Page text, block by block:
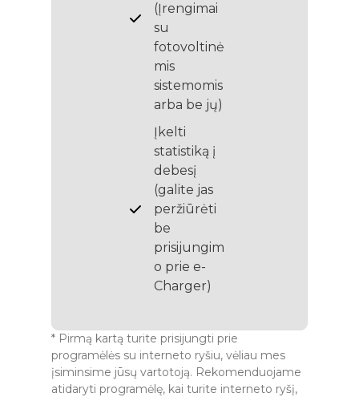
(Įrengimai
su
fotovoltinė
mis
sistemomis
arba be jų)
Įkelti
statistiką į
debesį
(galite jas
peržiūrėti
be
prisijungim
o prie e-
Charger)
* Pirmą kartą turite prisijungti prie
programėlės su interneto ryšiu, vėliau mes
įsiminsime jūsų vartotoją. Rekomenduojame
atidaryti programėlę, kai turite interneto ryšį,